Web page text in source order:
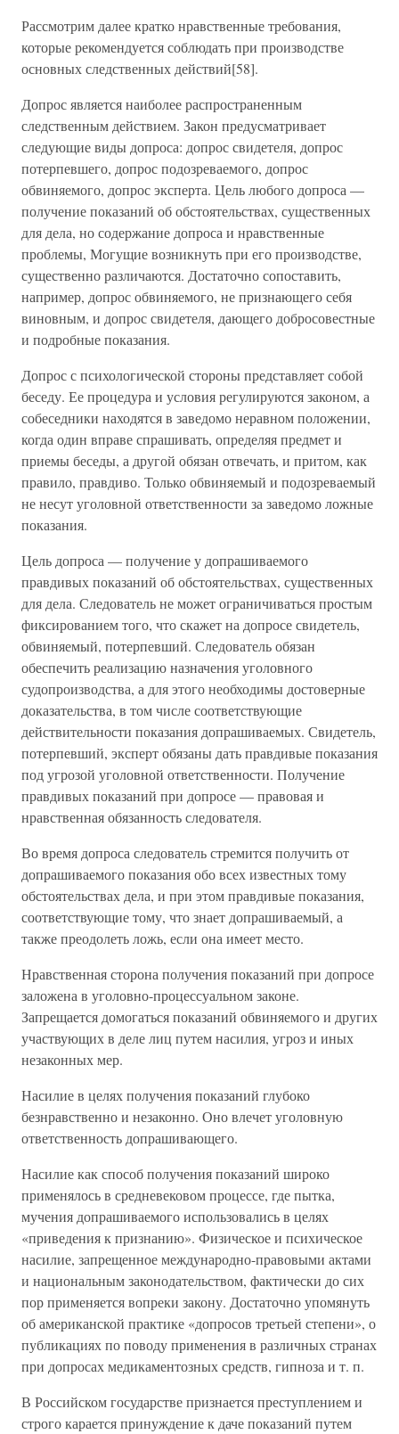
Рассмотрим далее кратко нравственные требования,
которые рекомендуется соблюдать при производстве
основных следственных действий[58].
Допрос является наиболее распространенным
следственным действием. Закон предусматривает
следующие виды допроса: допрос свидетеля, допрос
потерпевшего, допрос подозреваемого, допрос
обвиняемого, допрос эксперта. Цель любого допроса —
получение показаний об обстоятельствах, существенных
для дела, но содержание допроса и нравственные
проблемы, Могущие возникнуть при его производстве,
существенно различаются. Достаточно сопоставить,
например, допрос обвиняемого, не признающего себя
виновным, и допрос свидетеля, дающего добросовестные
и подробные показания.
Допрос с психологической стороны представляет собой
беседу. Ее процедура и условия регулируются законом, а
собеседники находятся в заведомо неравном положении,
когда один вправе спрашивать, определяя предмет и
приемы беседы, а другой обязан отвечать, и притом, как
правило, правдиво. Только обвиняемый и подозреваемый
не несут уголовной ответственности за заведомо ложные
показания.
Цель допроса — получение у допрашиваемого
правдивых показаний об обстоятельствах, существенных
для дела. Следователь не может ограничиваться простым
фиксированием того, что скажет на допросе свидетель,
обвиняемый, потерпевший. Следователь обязан
обеспечить реализацию назначения уголовного
судопроизводства, а для этого необходимы достоверные
доказательства, в том числе соответствующие
действительности показания допрашиваемых. Свидетель,
потерпевший, эксперт обязаны дать правдивые показания
под угрозой уголовной ответственности. Получение
правдивых показаний при допросе — правовая и
нравственная обязанность следователя.
Во время допроса следователь стремится получить от
допрашиваемого показания обо всех известных тому
обстоятельствах дела, и при этом правдивые показания,
соответствующие тому, что знает допрашиваемый, а
также преодолеть ложь, если она имеет место.
Нравственная сторона получения показаний при допросе
заложена в уголовно-процессуальном законе.
Запрещается домогаться показаний обвиняемого и других
участвующих в деле лиц путем насилия, угроз и иных
незаконных мер.
Насилие в целях получения показаний глубоко
безнравственно и незаконно. Оно влечет уголовную
ответственность допрашивающего.
Насилие как способ получения показаний широко
применялось в средневековом процессе, где пытка,
мучения допрашиваемого использовались в целях
«приведения к признанию». Физическое и психическое
насилие, запрещенное международно-правовыми актами
и национальным законодательством, фактически до сих
пор применяется вопреки закону. Достаточно упомянуть
об американской практике «допросов третьей степени», о
публикациях по поводу применения в различных странах
при допросах медикаментозных средств, гипноза и т. п.
В Российском государстве признается преступлением и
строго карается принуждение к даче показаний путем